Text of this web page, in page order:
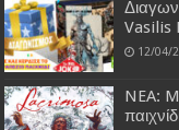
Vasilis
12/04/
NEA: